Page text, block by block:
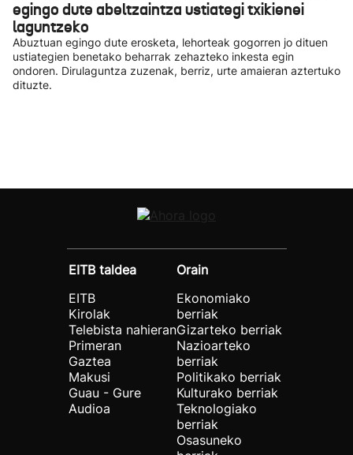
egingo dute abeltzaintza ustiategi txikienei
laguntzeko
Abuztuan egingo dute erosketa, lehorteak gogorren jo dituen
ustiategien benetako beharrak zehazteko inkesta egin
ondoren. Dirulaguntza zuzenak, berriz, urte amaieran aztertuko
dituzte.
EITB taldea
EITB
Kirolak
Telebista nahieran
Primeran
Gaztea
Makusi
Guau - Gure
Audioa
Orain
Ekonomiako
berriak
Gizarteko berriak
Nazioarteko
berriak
Politikako berriak
Kulturako berriak
Teknologiako
berriak
Osasuneko